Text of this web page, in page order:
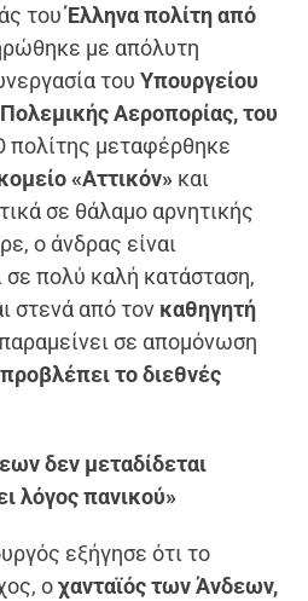
τουΈλληνα πολίτη από
με απόλυτη
του Υπουργείου
Αεροπορίας, του
πολίτης μεταφέρθηκε
«Αττικόν» και
σε θάλαμο αρνητικής
ο άνδρας είναι
σε πολύ καλή κατάσταση,
στενά από τον καθηγητή
σε απομόνωση
το διεθνές
δεν μεταδίδεται
λόγος πανικού»
εξήγησε ότι το
οχανταϊός των Άνδεων,